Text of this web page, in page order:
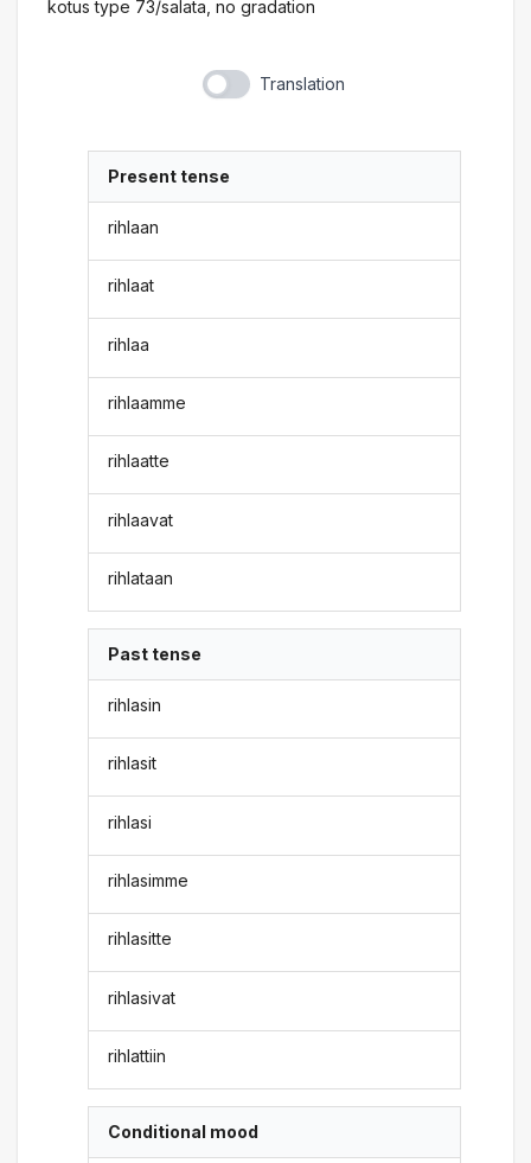
kotus type 73/salata, no gradation
Translation
Present tense
rihlaan
rihlaat
rihlaa
rihlaamme
rihlaatte
rihlaavat
rihlataan
Past tense
rihlasin
rihlasit
rihlasi
rihlasimme
rihlasitte
rihlasivat
rihlattiin
Conditional mood